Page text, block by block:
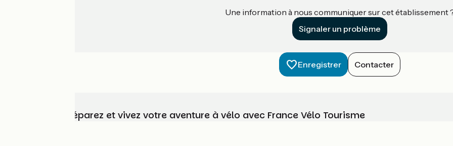
Une information à nous communiquer sur cet établissement
Signaler un problème
Enregistrer Contacter
Choisissez, préparez et vivez votre aventure à vélo avec France Vélo Tourisme